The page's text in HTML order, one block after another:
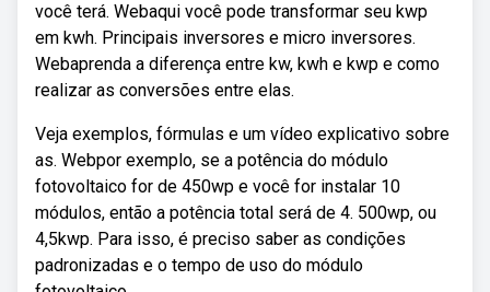
você terá. Webaqui você pode transformar seu kwp
em kwh. Principais inversores e micro inversores.
Webaprenda a diferença entre kw, kwh e kwp e como
realizar as conversões entre elas.
Veja exemplos, fórmulas e um vídeo explicativo sobre
as. Webpor exemplo, se a potência do módulo
fotovoltaico for de 450wp e você for instalar 10
módulos, então a potência total será de 4. 500wp, ou
4,5kwp. Para isso, é preciso saber as condições
padronizadas e o tempo de uso do módulo